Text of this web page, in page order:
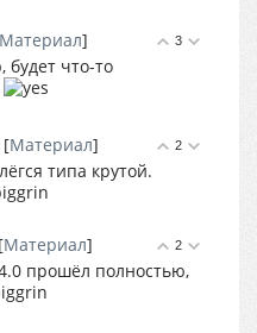
3
Материал]
будет что-то
2
[Материал]
типа крутой.
2
[Материал]
прошёл полностью,